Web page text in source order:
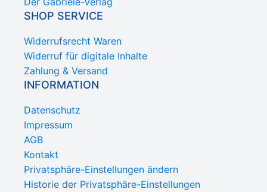
SHOP SERVICE
Widerrufsrecht Waren
Widerruf für digitale Inhalte
Zahlung & Versand
INFORMATION
Datenschutz
Impressum
AGB
Kontakt
Privatsphäre-Einstellungen ändern
Historie der Privatsphäre-Einstellungen